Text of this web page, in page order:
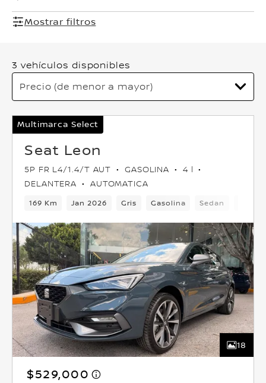
Mostrar filtros
3 vehículos disponibles
Multimarca Select
Seat Leon
5P FR L4/1.4/T AUT GASOLINA
4 l
DELANTERA
AUTOMATICA
169 Km Jan 2026 Gris Gasolina Sedan
18
$529,000